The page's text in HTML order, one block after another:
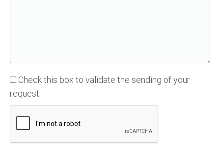
Check this box to validate the sending of your
request.